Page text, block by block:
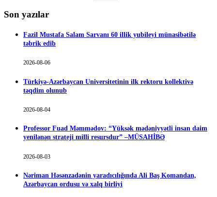
Son yazılar
Fazil Mustafa Salam Sarvanı 60 illik yubileyi münasibətilə
təbrik edib
2026-08-06
Türkiyə-Azərbaycan Universitetinin ilk rektoru kollektivə
təqdim olunub
2026-08-04
Professor Fuad Məmmədov: “Yüksək mədəniyyətli insan daim
yenilənən strateji milli resursdur” –MÜSAHİBƏ
2026-08-03
Nəriman Həsənzadənin yaradıcılığında Ali Baş Komandan,
Azərbaycan ordusu və xalq birliyi